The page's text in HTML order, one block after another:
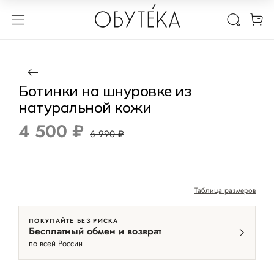
1 / 4
Ботинки на шнуровке из
натуральной кожи
4 500 ₽ 6 990 ₽
Таблица размеров
ПОКУПАЙТЕ БЕЗ РИСКА
Бесплатный обмен и возврат
по всей России